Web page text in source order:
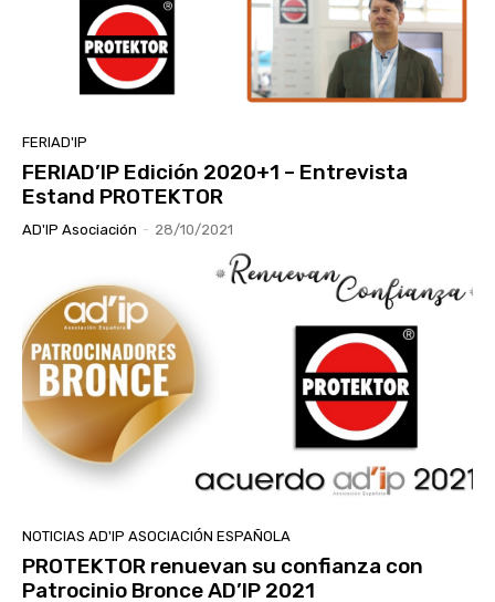
FERIAD'IP
FERIAD’IP Edición 2020+1 – Entrevista
Estand PROTEKTOR
AD'IP Asociación - 28/10/2021
NOTICIAS AD'IP ASOCIACIÓN ESPAÑOLA
PROTEKTOR renuevan su confianza con
Patrocinio Bronce AD’IP 2021